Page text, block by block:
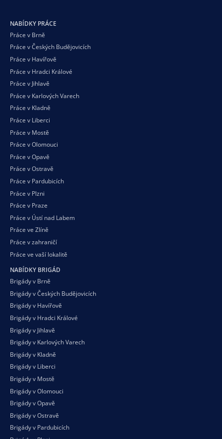
NABÍDKY PRÁCE
Práce v Brně
Práce v Českých Budějovicích
Práce v Havířově
Práce v Hradci Králové
Práce v Jihlavě
Práce v Karlových Varech
Práce v Kladně
Práce v Liberci
Práce v Mostě
Práce v Olomouci
Práce v Opavě
Práce v Ostravě
Práce v Pardubicích
Práce v Plzni
Práce v Praze
Práce v Ústí nad Labem
Práce ve Zlíně
Práce v zahraničí
Práce ve vaší lokalitě
NABÍDKY BRIGÁD
Brigády v Brně
Brigády v Českých Budějovicích
Brigády v Havířově
Brigády v Hradci Králové
Brigády v Jihlavě
Brigády v Karlových Varech
Brigády v Kladně
Brigády v Liberci
Brigády v Mostě
Brigády v Olomouci
Brigády v Opavě
Brigády v Ostravě
Brigády v Pardubicích